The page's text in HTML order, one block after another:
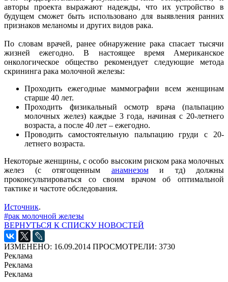
авторы проекта выражают надежды, что их устройство в
будущем сможет быть использовано для выявления ранних
признаков меланомы и других видов рака.
По словам врачей, ранее обнаружение рака спасает тысячи
жизней ежегодно. В настоящее время Американское
онкологическое общество рекомендует следующие метода
скрининга рака молочной железы:
Проходить ежегодные маммографии всем женщинам
старше 40 лет.
Проходить физикальный осмотр врача (пальпацию
молочных желез) каждые 3 года, начиная с 20-летнего
возраста, а после 40 лет – ежегодно.
Проводить самостоятельную пальпацию груди с 20-
летнего возраста.
Некоторые женщины, с особо высоким риском рака молочных
желез (с отягощенным анамнезоми тд) должны
проконсультироваться со своим врачом об оптимальной
тактике и частоте обследования.
Источник.
#рак молочной железы
ВЕРНУТЬСЯ К СПИСКУ НОВОСТЕЙ
ИЗМЕНЕНО: 16.09.2014 ПРОСМОТРЕЛИ: 3730
Реклама
Реклама
Реклама